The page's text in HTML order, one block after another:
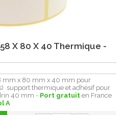
X 80 X 40 Thermique -
mm x 80 mm x 40 mm pour
support thermique et adhésif pour
40 mm - Port gratuit en France
A